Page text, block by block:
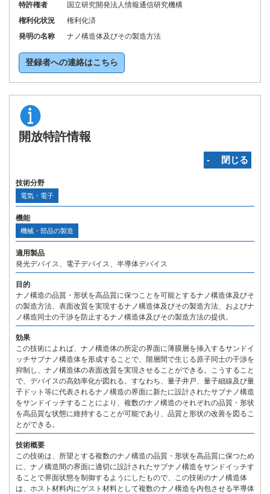
特許権者
国立研究開発法人情報通信研究機構
権利化状況
権利化済
発明の名称
ナノ構造体及びその製造方法
登録者への連絡はこちら
開放特許情報
‐ 閉じる
技術分野
電気・電子
機能
機械・部品の製造
適用製品
発光デバイス、電子デバイス、半導体デバイス
目的
ナノ構造の品質・形状を高品質に保つことを可能とするナノ構造体及びそ
の製造方法、表面改質を実現するナノ構造体及びその製造方法、およびナ
ノ構造同士の干渉を防止するナノ構造体及びその製造方法の提供。
効果
この技術によれば、ナノ構造体の所定の界面に薄膜層を挿入するサンドイ
ッチサブナノ構造体を形成することで、階層間で生じる原子同士の干渉を
抑制し、ナノ構造体の表面改質を実現させることができる。こうすること
で、デバイスの高効率化が図れる。すなわち、量子井戸、量子細線及び量
子ドット等に代表されるナノ構造の界面に新たに設計されたサブナノ構造
をサンドイッチすることにより、複数のナノ構造のそれぞれの品質・形状
を高品質な状態に維持することが可能であり、品質と形状の改善を図るこ
とができる。
技術概要
この技術は、所望とする複数のナノ構造の品質・形状を高品質に保つため
に、ナノ構造間の界面に適切に設計されたサブナノ構造をサンドイッチす
ることで界面状態を制御するようにしたもので、この技術のナノ構造体
は、ホスト材料内にゲスト材料として複数のナノ構造を内包させる半導体